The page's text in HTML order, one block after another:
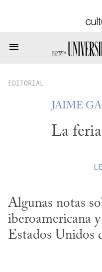
EDITORIAL
JAIME
La
Algunas notas
iberoamericana
Estados Unidos